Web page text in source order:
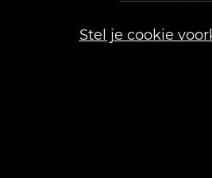
Stel je cookie